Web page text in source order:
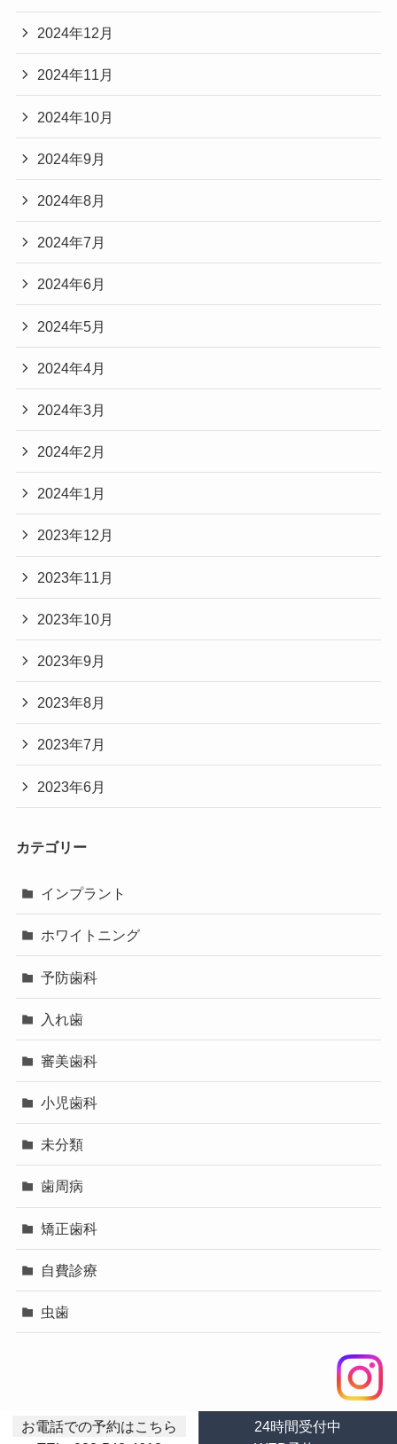
2024年12月
2024年11月
2024年10月
2024年9月
2024年8月
2024年7月
2024年6月
2024年5月
2024年4月
2024年3月
2024年2月
2024年1月
2023年12月
2023年11月
2023年10月
2023年9月
2023年8月
2023年7月
2023年6月
カテゴリー
インプラント
ホワイトニング
予防歯科
入れ歯
審美歯科
小児歯科
未分類
歯周病
矯正歯科
自費診療
虫歯
© 広島市中区の歯医者つつみ歯科クリニックコラム.
お電話での予約はこちら
24時間受付中